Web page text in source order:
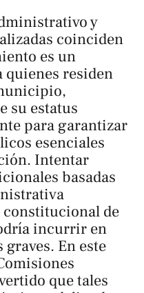
y
coinciden
es un
quienes residen
su estatus
para garantizar
esenciales
Intentar
basadas
de
incurrir en
En este
que tales